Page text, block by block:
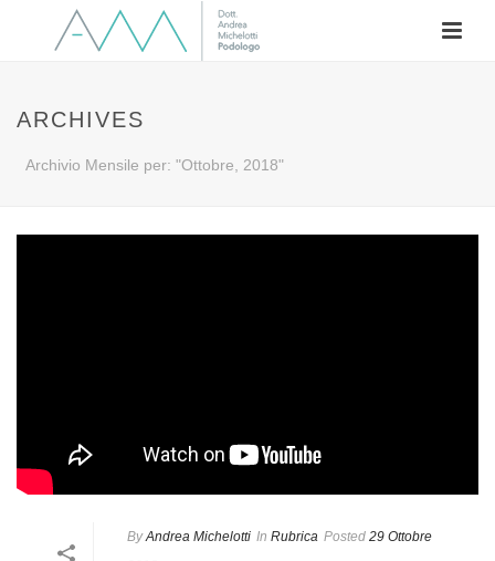
ARCHIVES
Archivio Mensile per: "Ottobre, 2018"
By Andrea Michelotti In Rubrica Posted 29 Ottobre